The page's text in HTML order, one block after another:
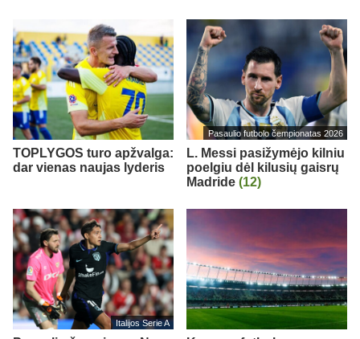
TOPLYGOS turo apžvalga:
dar vienas naujas lyderis
Pasaulio futbolo čempionatas 2026
L. Messi pasižymėjo kilniu
poelgiu dėl kilusių gaisrų
Madride (12)
Italijos Serie A